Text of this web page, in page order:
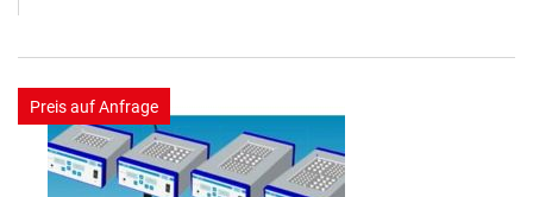
Preis auf Anfrage